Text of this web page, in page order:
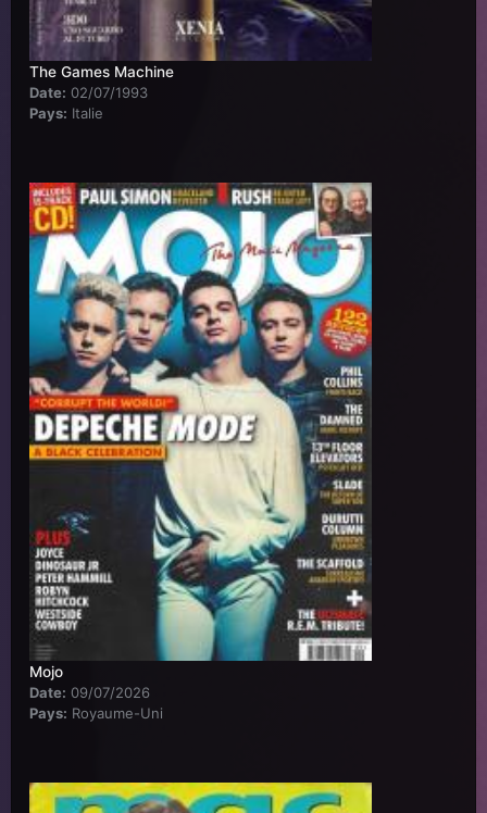
The Games Machine
Date: 02/07/1993
Pays: Italie
Mojo
Date: 09/07/2026
Pays: Royaume-Uni